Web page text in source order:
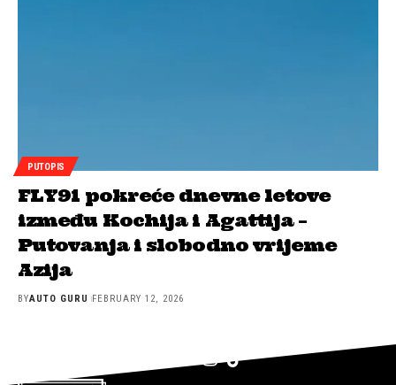
PUTOPIS
FLY91 pokreće dnevne letove
između Kochija i Agattija –
Putovanja i slobodno vrijeme
Azija
BYAUTO GURU FEBRUARY 12, 2026